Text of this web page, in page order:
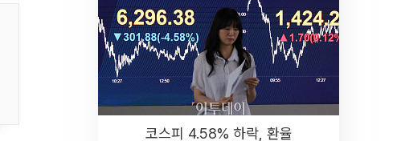
코스피 4.58% 하락, 환율